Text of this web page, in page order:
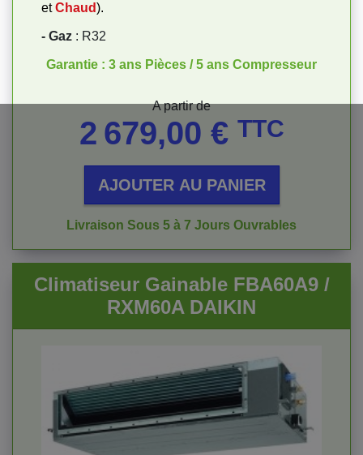
et Chaud).
- Gaz : R32
Garantie : 3 ans Pièces / 5 ans Compresseur
A partir de
Prix
2 679,00 € TTC
AJOUTER AU PANIER
Livraison Sous 5 à 7 Jours Ouvrables
Climatiseur Gainable FBA60A9 /
RXM60A DAIKIN